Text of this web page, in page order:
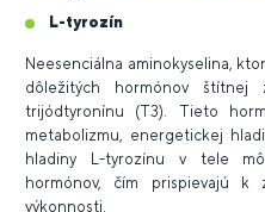
L-tyrozín
Neesenciálna aminokyselina,
dôležitých hormónov štítnej
trijódtyronínu (T3). Tieto
metabolizmu, energetickej
hladiny L-tyrozínu v tele
hormónov, čím prispievajú k
výkonnosti.